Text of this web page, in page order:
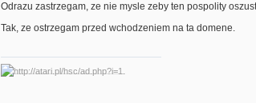
Odrazu zastrzegam, ze nie mysle zeby ten pospolity
Tak, ze ostrzegam przed wchodzeniem na ta domene.